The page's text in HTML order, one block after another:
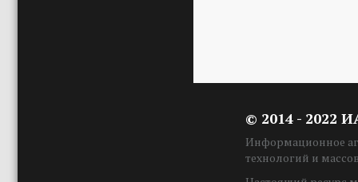
© 2014 - 2022
Информационное
технологий и